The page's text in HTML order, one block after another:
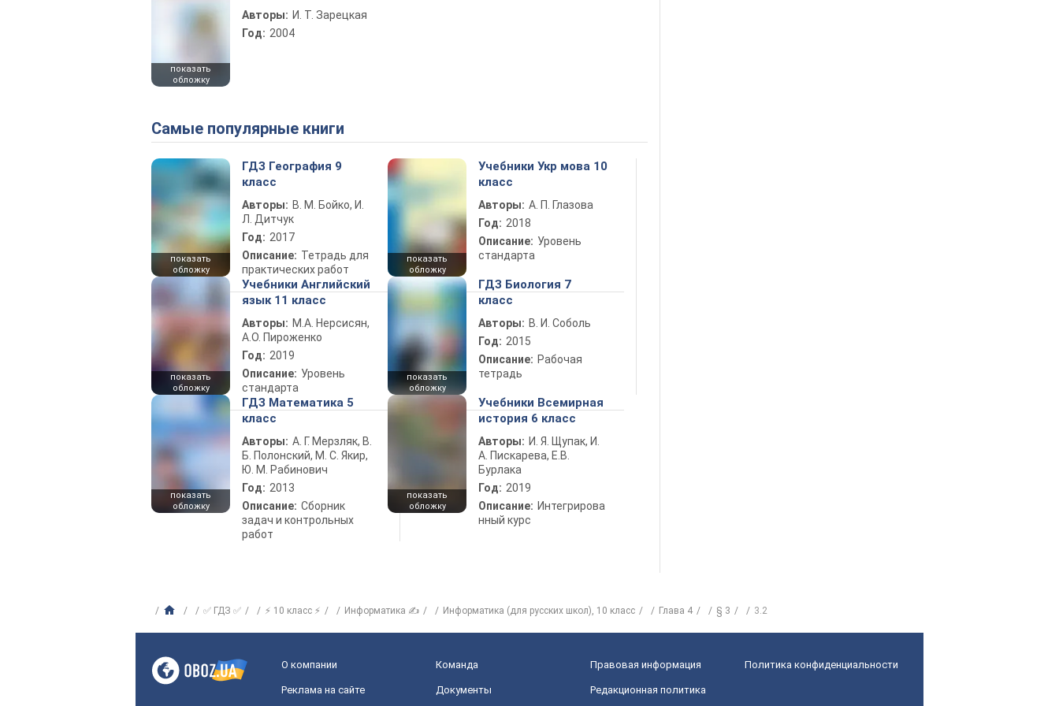
показать
обложку
Авторы: И. Т. Зарецкая
Год: 2004
Самые популярные книги
показать
обложку
ГДЗ География 9
класс
Авторы: В. М. Бойко, И.
Л. Дитчук
Год: 2017
Описание: Тетрадь для
практических работ
показать
обложку
Учебники Укр мова 10
класс
Авторы: А. П. Глазова
Год: 2018
Описание: Уровень
стандарта
показать
обложку
Учебники Английский
язык 11 класс
Авторы: М.А. Нерсисян,
А.О. Пироженко
Год: 2019
Описание: Уровень
стандарта
показать
обложку
ГДЗ Биология 7
класс
Авторы: В. И. Соболь
Год: 2015
Описание: Рабочая
тетрадь
показать
обложку
ГДЗ Математика 5
класс
Авторы: А. Г. Мерзляк, В.
Б. Полонский, М. С. Якир,
Ю. М. Рабинович
Год: 2013
Описание: Сборник
задач и контрольных
работ
показать
обложку
Учебники Всемирная
история 6 класс
Авторы: И. Я. Щупак, И.
А. Пискарева, Е.В.
Бурлака
Год: 2019
Описание: Интегрирова
нный курс
✅ ГДЗ ✅ ⚡ 10 класс ⚡ Информатика ✍ Информатика (для русских школ), 10 класс Глава 4 § 3 3.2
О компании Команда Правовая информация Политика конфиденциальности
Реклама на сайте Документы Редакционная политика